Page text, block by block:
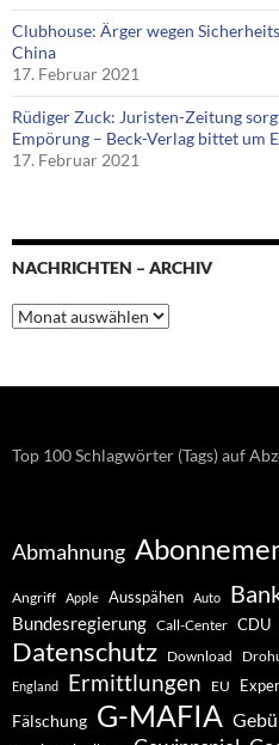
Clubhouse: Ärger wegen
China
17. Februar 2021
Rüdiger Zuck: Juristen-Zeitung
Empörung – Beck-Verlag bittet um
17. Februar 2021
NACHRICHTEN – ARCHIV
Nachrichten
–
Top 100 Schlagwörter (Tags) auf
Abmahnung
Angriff Apple Ausspähen Auto
Bundesregierung Call-Center CDU
Datenschutz Download
England Ermittlungen EU
Fälschung G-MAFIA